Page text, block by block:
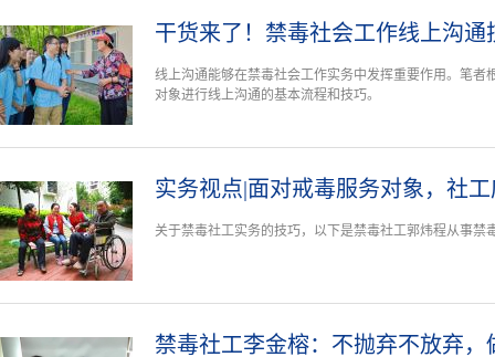
干货来了！禁毒社会工作线上沟通
线上沟通能够在禁毒社会工作实务中发挥重要作用。笔者
对象进行线上沟通的基本流程和技巧。
实务视点|面对戒毒服务对象，社
关于禁毒社工实务的技巧，以下是禁毒社工郭炜程从事禁
禁毒社工李金榕：不抛弃不放弃，